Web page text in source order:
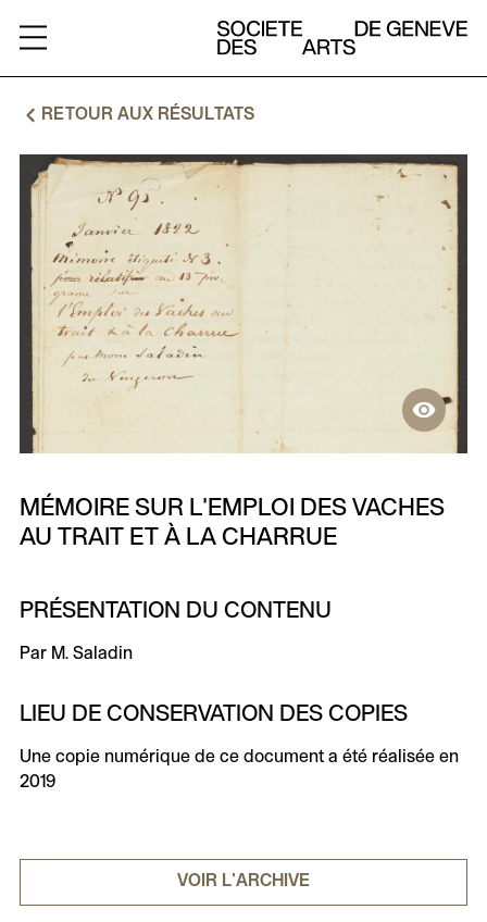
ARCHIVES
PROPOS
RESSOURCES
CHARTE
CONTACT
RETOUR AUX RÉSULTATS
MÉMOIRE SUR L'EMPLOI DES VACHES
AU TRAIT ET À LA CHARRUE
PRÉSENTATION DU CONTENU
Par M. Saladin
LIEU DE CONSERVATION DES COPIES
Une copie numérique de ce document a été réalisée en
2019
VOIR L'ARCHIVE